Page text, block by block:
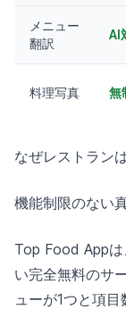
メニュー
翻訳
AI
料理写真 無
なぜレストラン
機能制限のない
Top Food Appは
い完全無料のサ
ューが1つと項